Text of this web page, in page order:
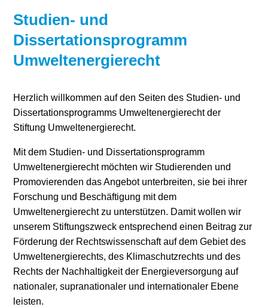
Umweltenergierecht
Studien- und
Dissertationsprogramm
Umweltenergierecht
Herzlich willkommen auf den Seiten des Studien- und
Dissertationsprogramms Umweltenergierecht der
Stiftung Umweltenergierecht.
Mit dem Studien- und Dissertationsprogramm
Umweltenergierecht möchten wir Studierenden und
Promovierenden das Angebot unterbreiten, sie bei ihrer
Forschung und Beschäftigung mit dem
Umweltenergierecht zu unterstützen. Damit wollen wir
unserem Stiftungszweck entsprechend einen Beitrag zur
Förderung der Rechtswissenschaft auf dem Gebiet des
Umweltenergierechts, des Klimaschutzrechts und des
Rechts der Nachhaltigkeit der Energieversorgung auf
nationaler, supranationaler und internationaler Ebene
leisten.